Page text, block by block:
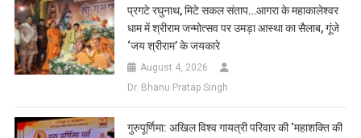
प्रगटे रघुनाथ, मिटे सकल संताप…आगरा के महाकालेश्वर
धाम में श्रीराम जन्मोत्सव पर उमड़ा आस्था का सैलाब, गूंजे
‘जय श्रीराम’ के जयकारे
August 4, 2026
Dr. Bhanu Pratap Singh
गुरुपूर्णिमा: अखिल विश्व गायत्री परिवार की ‘महाशक्ति की